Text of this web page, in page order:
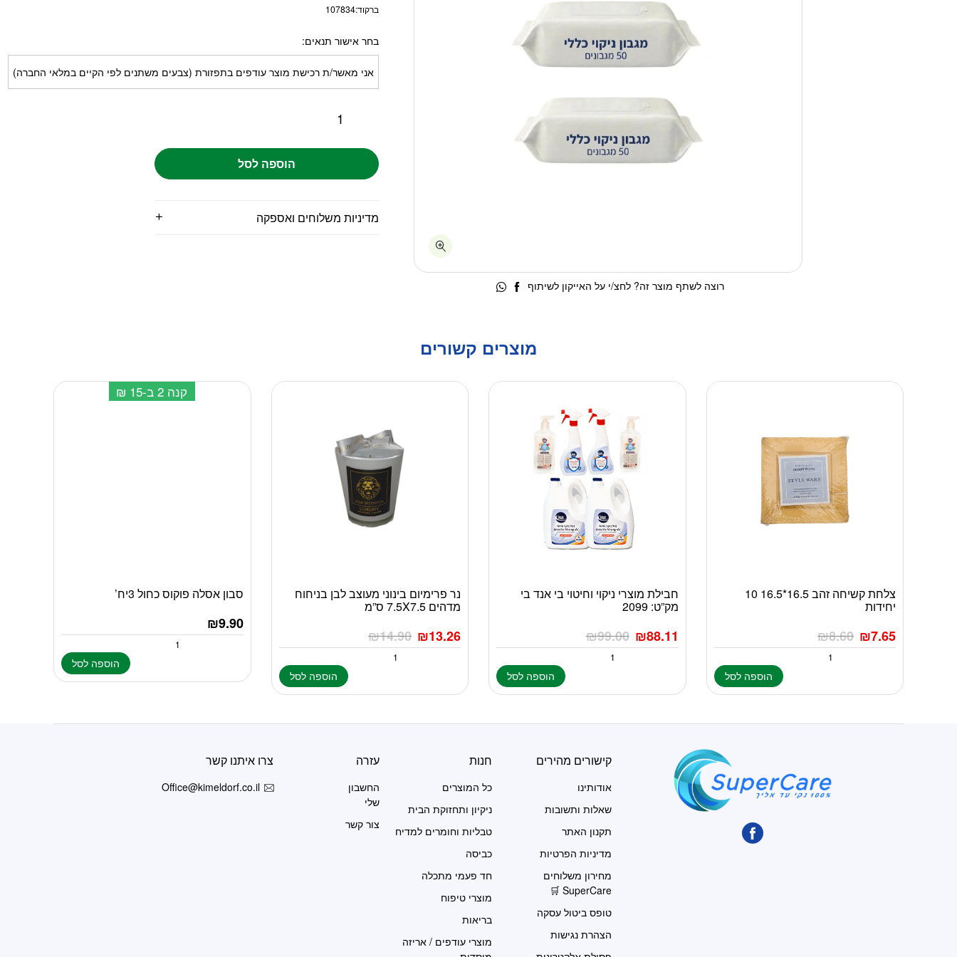
ברקוד:107834
בחר אישור תנאים
אני מאשר/ת רכישת מוצר עודפים בתפזורת (צבעים משתנים לפי הקיים במלאי החברה)
הוספה לסל
מדיניות משלוחים ואספקה
רוצה לשתף מוצר זה? לחצ/י על האייקון לשיתוף
מוצרים קשורים
צלחת קשיחה זהב 16.5*16.5 10
יחידות
₪8.60 ₪7.65
הוספה לסל
חבילת מוצרי ניקוי וחיטוי בי אנד בי
מק”ט: 2099
₪99.00 ₪88.11
הוספה לסל
נר פרימיום בינוני מעוצב לבן בניחוח
מדהים 7.5X7.5 ס”מ
₪14.90 ₪13.26
הוספה לסל
קנה 2 ב-15 ₪
סבון אסלה פוקוס כחול 3יח’
₪9.90
הוספה לסל
קישורים מהירים
אודותינו
שאלות ותשובות
תקנון האתר
מדיניות הפרטיות
מחירון משלוחים
SuperCare 🛒
טופס ביטול עסקה
הצהרת נגישות
חנות
כל המוצרים
ניקיון ותחזוקת הבית
טבליות וחומרים למדיח
כביסה
חד פעמי מתכלה
מוצרי טיפוח
בריאות
מוצרי עודפים / אריזה
עזרה
החשבון
שלי
צור קשר
צרו איתנו קשר
Office@kimeldorf.co.il